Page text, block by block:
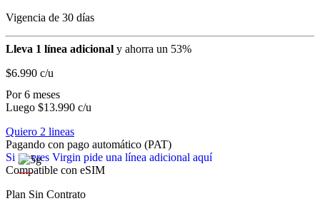
Vigencia de 30 días
Lleva 1 línea adicional y ahorra un 53%
$6.990 c/u
Por 6 meses
Luego $13.990 c/u
Quiero 2 lineas
Pagando con pago automático (PAT)
Si ya eres Virgin pide una línea adicional aquí
Compatible con eSIM
Plan Sin Contrato